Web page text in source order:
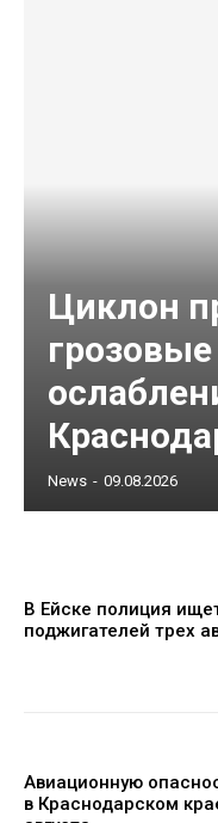
Циклон
News - 09.08.2026
В Ейске полиция
поджигателей трех
Авиационную
в Краснодарском